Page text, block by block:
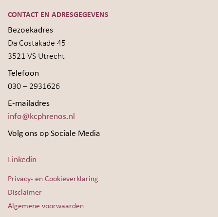
CONTACT EN ADRESGEGEVENS
Bezoekadres
Da Costakade 45
3521 VS Utrecht
Telefoon
030 – 2931626
E-mailadres
info@kcphrenos.nl
Volg ons op Sociale Media
Linkedin
Privacy- en Cookieverklaring
Disclaimer
Algemene voorwaarden